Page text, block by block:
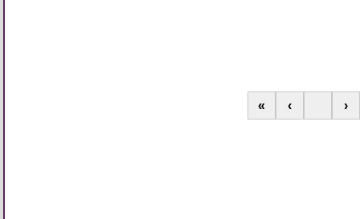
« ‹ ›